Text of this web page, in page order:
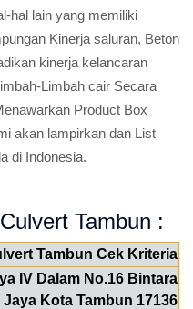
hal lain yang memiliki
Kinerja saluran, Beton
kinerja kelancaran
Limbah cair Secara
Product Box
akan lampirkan dan List
di Indonesia.
Tambun :
Tambun Cek Kriteria
IV Dalam No.16 Bintara
Jaya Kota Tambun 17136